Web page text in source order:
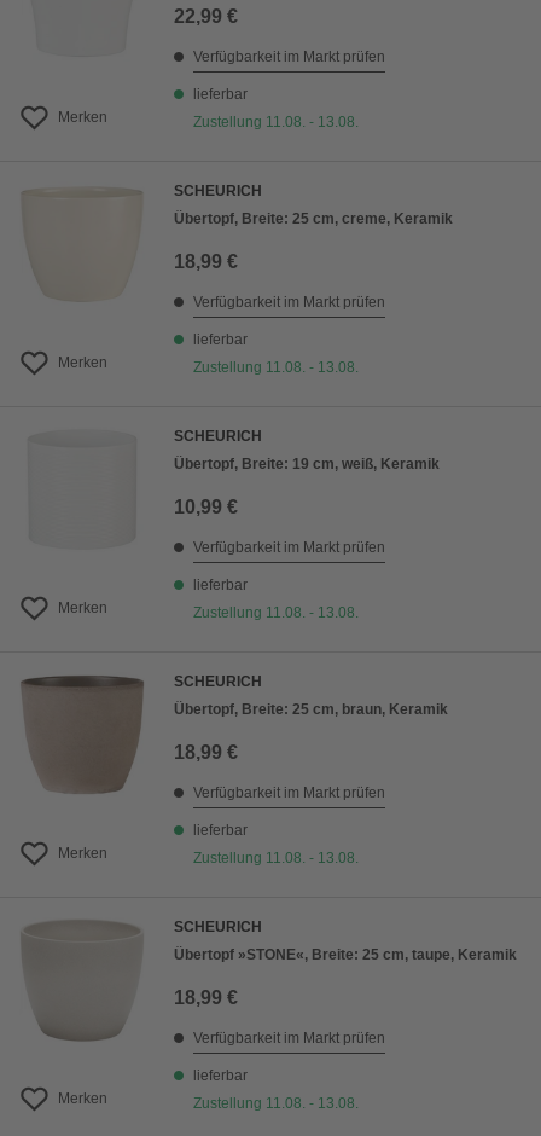
Merken
22,99 €
Verfügbarkeit im Markt prüfen
lieferbar
Zustellung 11.08. - 13.08.
Merken
SCHEURICH
Übertopf, Breite: 25 cm, creme, Keramik
18,99 €
Verfügbarkeit im Markt prüfen
lieferbar
Zustellung 11.08. - 13.08.
Merken
SCHEURICH
Übertopf, Breite: 19 cm, weiß, Keramik
10,99 €
Verfügbarkeit im Markt prüfen
lieferbar
Zustellung 11.08. - 13.08.
Merken
SCHEURICH
Übertopf, Breite: 25 cm, braun, Keramik
18,99 €
Verfügbarkeit im Markt prüfen
lieferbar
Zustellung 11.08. - 13.08.
Merken
SCHEURICH
Übertopf »STONE«, Breite: 25 cm, taupe, Keramik
18,99 €
Verfügbarkeit im Markt prüfen
lieferbar
Zustellung 11.08. - 13.08.